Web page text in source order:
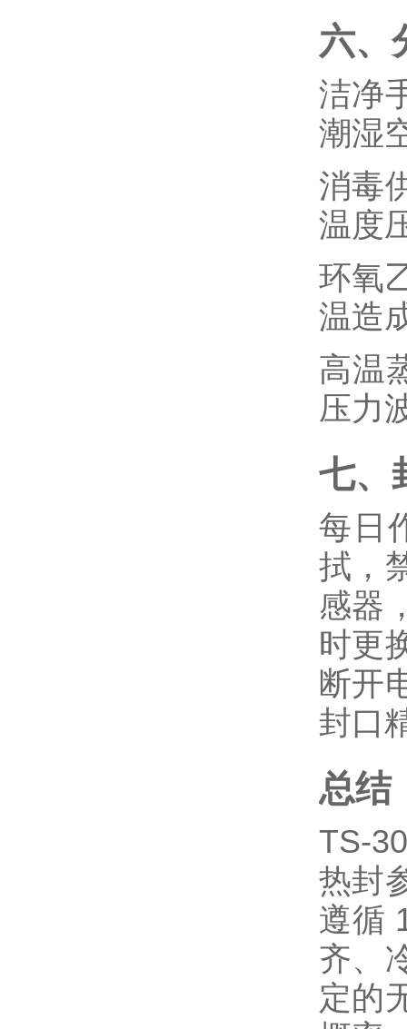
六、
洁净
潮湿
消毒
温度
环氧
温造
高温
压力
七、
每日
拭，
感器
时更
断开
封口
总结
TS-
热封
遵循
齐、
定的